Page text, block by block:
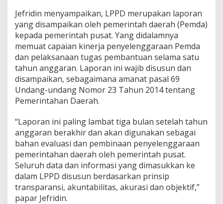
k
L
P
P
D
K
t
a
B
a
a
m
Jefridin menyampaikan, LPPD merupakan laporan
yang disampaikan oleh pemerintah daerah (Pemda)
kepada pemerintah pusat. Yang didalamnya
memuat capaian kinerja penyelenggaraan Pemda
dan pelaksanaan tugas pembantuan selama satu
tahun anggaran. Laporan ini wajib disusun dan
disampaikan, sebagaimana amanat pasal 69
Undang-undang Nomor 23 Tahun 2014 tentang
Pemerintahan Daerah.
“Laporan ini paling lambat tiga bulan setelah tahun
anggaran berakhir dan akan digunakan sebagai
bahan evaluasi dan pembinaan penyelenggaraan
pemerintahan daerah oleh pemerintah pusat.
Seluruh data dan informasi yang dimasukkan ke
dalam LPPD disusun berdasarkan prinsip
transparansi, akuntabilitas, akurasi dan objektif,”
papar Jefridin.